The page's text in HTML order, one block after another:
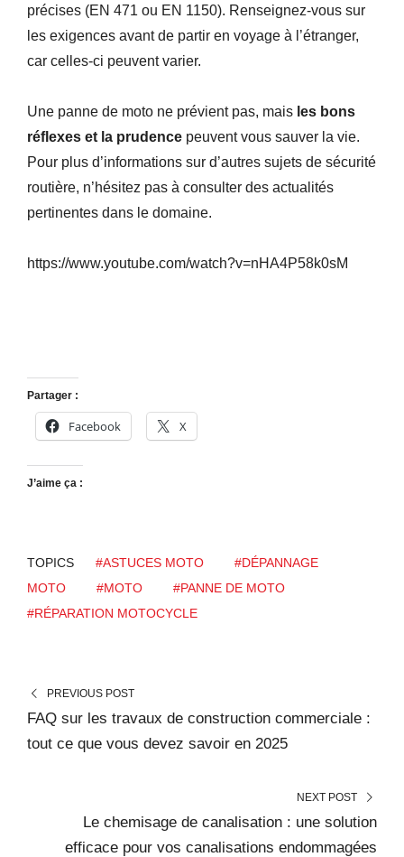
précises (EN 471 ou EN 1150). Renseignez-vous sur
les exigences avant de partir en voyage à l’étranger,
car celles-ci peuvent varier.
Une panne de moto ne prévient pas, mais les bons
réflexes et la prudence peuvent vous sauver la vie.
Pour plus d’informations sur d’autres sujets de sécurité
routière, n’hésitez pas à consulter des actualités
pertinentes dans le domaine.
https://www.youtube.com/watch?v=nHA4P58k0sM
Partager :
Facebook X
J’aime ça :
TOPICS #ASTUCES MOTO
#DÉPANNAGE
MOTO
#MOTO
#PANNE DE MOTO
#RÉPARATION MOTOCYCLE
PREVIOUS POST
FAQ sur les travaux de construction commerciale :
tout ce que vous devez savoir en 2025
NEXT POST
Le chemisage de canalisation : une solution
efficace pour vos canalisations endommagées